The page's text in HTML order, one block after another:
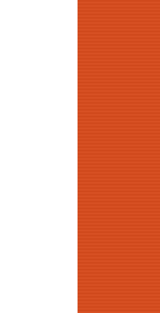
日成都）
建工司法解释（二）
新规深度研判与风控
维权实战研修（2026
年8月15-16日郑州）
走进银川，区域标杆
房企经典项目考察，
吃透长效运营逻辑
（2026年8月15-16
日）